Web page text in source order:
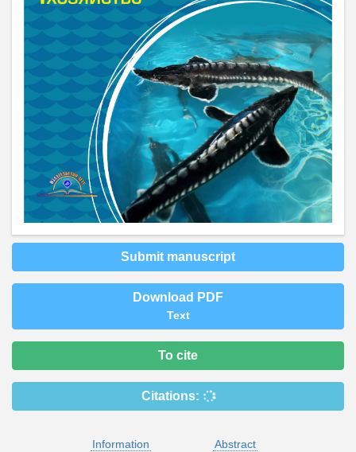
Submit manuscript
Download PDF
Text
To cite
Citations:
Information
Abstract